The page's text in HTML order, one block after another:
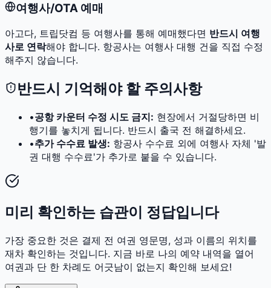
여행사/OTA 예매
아고다, 트립닷컴 등 여행사를 통해 예매했다면 반드시 여행
사로 연락해야 합니다. 항공사는 여행사 대행 건을 직접 수정
해주지 않습니다.
반드시 기억해야 할 주의사항
•공항 카운터 수정 시도 금지: 현장에서 거절당하면 비
행기를 놓치게 됩니다. 반드시 출국 전 해결하세요.
•추가 수수료 발생: 항공사 수수료 외에 여행사 자체 '발
권 대행 수수료'가 추가로 붙을 수 있습니다.
미리 확인하는 습관이 정답입니다
가장 중요한 것은 결제 전 여권 영문명, 성과 이름의 위치를
재차 확인하는 것입니다. 지금 바로 나의 예약 내역을 열어
여권과 단 한 차례도 어긋남이 없는지 확인해 보세요!